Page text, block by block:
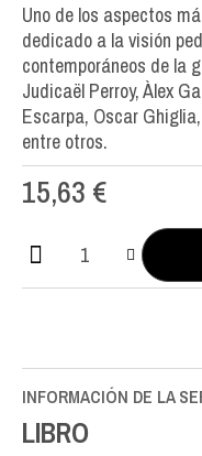
Uno de los aspectos
dedicado a la visión
contemporáneos de la
Judicaël Perroy, Àlex
Escarpa, Oscar
entre otros.
15,63 €
Ars
Docendi
INFORMACIÓN DE LA
LIBRO